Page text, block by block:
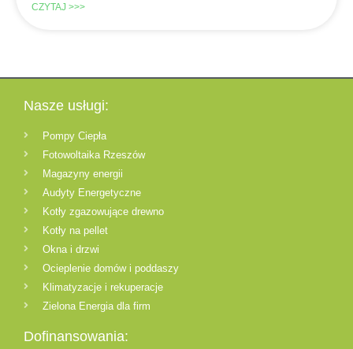
CZYTAJ >>>
Nasze usługi:
Pompy Ciepła
Fotowoltaika Rzeszów
Magazyny energii
Audyty Energetyczne
Kotły zgazowujące drewno
Kotły na pellet
Okna i drzwi
Ocieplenie domów i poddaszy
Klimatyzacje i rekuperacje
Zielona Energia dla firm
Dofinansowania: